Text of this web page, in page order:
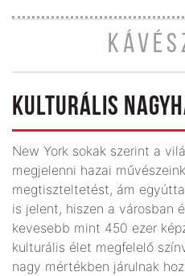
KULTURÁLIS
New York sokak szerint a
megjelenni hazai
megtiszteltetést, ám
is jelent, hiszen a városban
kevesebb mint 450 ezer
kulturális élet megfelelő
nagy mértékben járulnak